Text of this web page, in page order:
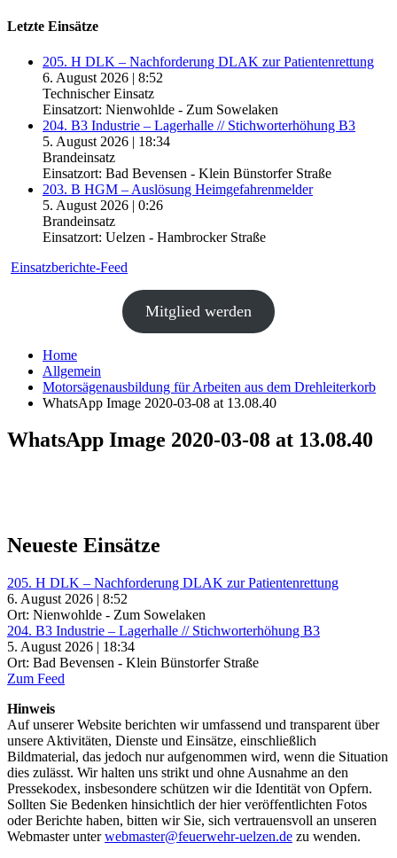
Letzte Einsätze
205. H DLK – Nachforderung DLAK zur Patientenrettung
6. August 2026 | 8:52
Technischer Einsatz
Einsatzort: Nienwohlde - Zum Sowelaken
204. B3 Industrie – Lagerhalle // Stichworterhöhung B3
5. August 2026 | 18:34
Brandeinsatz
Einsatzort: Bad Bevensen - Klein Bünstorfer Straße
203. B HGM – Auslösung Heimgefahrenmelder
5. August 2026 | 0:26
Brandeinsatz
Einsatzort: Uelzen - Hambrocker Straße
Einsatzberichte-Feed
Mitglied werden
Home
Allgemein
Motorsägenausbildung für Arbeiten aus dem Drehleiterkorb
WhatsApp Image 2020-03-08 at 13.08.40
WhatsApp Image 2020-03-08 at 13.08.40
Neueste Einsätze
205. H DLK – Nachforderung DLAK zur Patientenrettung
6. August 2026 | 8:52
Ort: Nienwohlde - Zum Sowelaken
204. B3 Industrie – Lagerhalle // Stichworterhöhung B3
5. August 2026 | 18:34
Ort: Bad Bevensen - Klein Bünstorfer Straße
Zum Feed
Hinweis
Auf unserer Website berichten wir umfassend und transparent über
unsere Aktivitäten, Dienste und Einsätze, einschließlich
Bildmaterial, das jedoch nur aufgenommen wird, wenn die Situation
dies zulässt. Wir halten uns strikt und ohne Ausnahme an den
Pressekodex, insbesondere schützen wir die Identität von Opfern.
Sollten Sie Bedenken hinsichtlich der hier veröffentlichten Fotos
oder Berichte haben, bitten wir Sie, sich vertrauensvoll an unseren
Webmaster unterwebmaster@feuerwehr-uelzen.de zu wenden.